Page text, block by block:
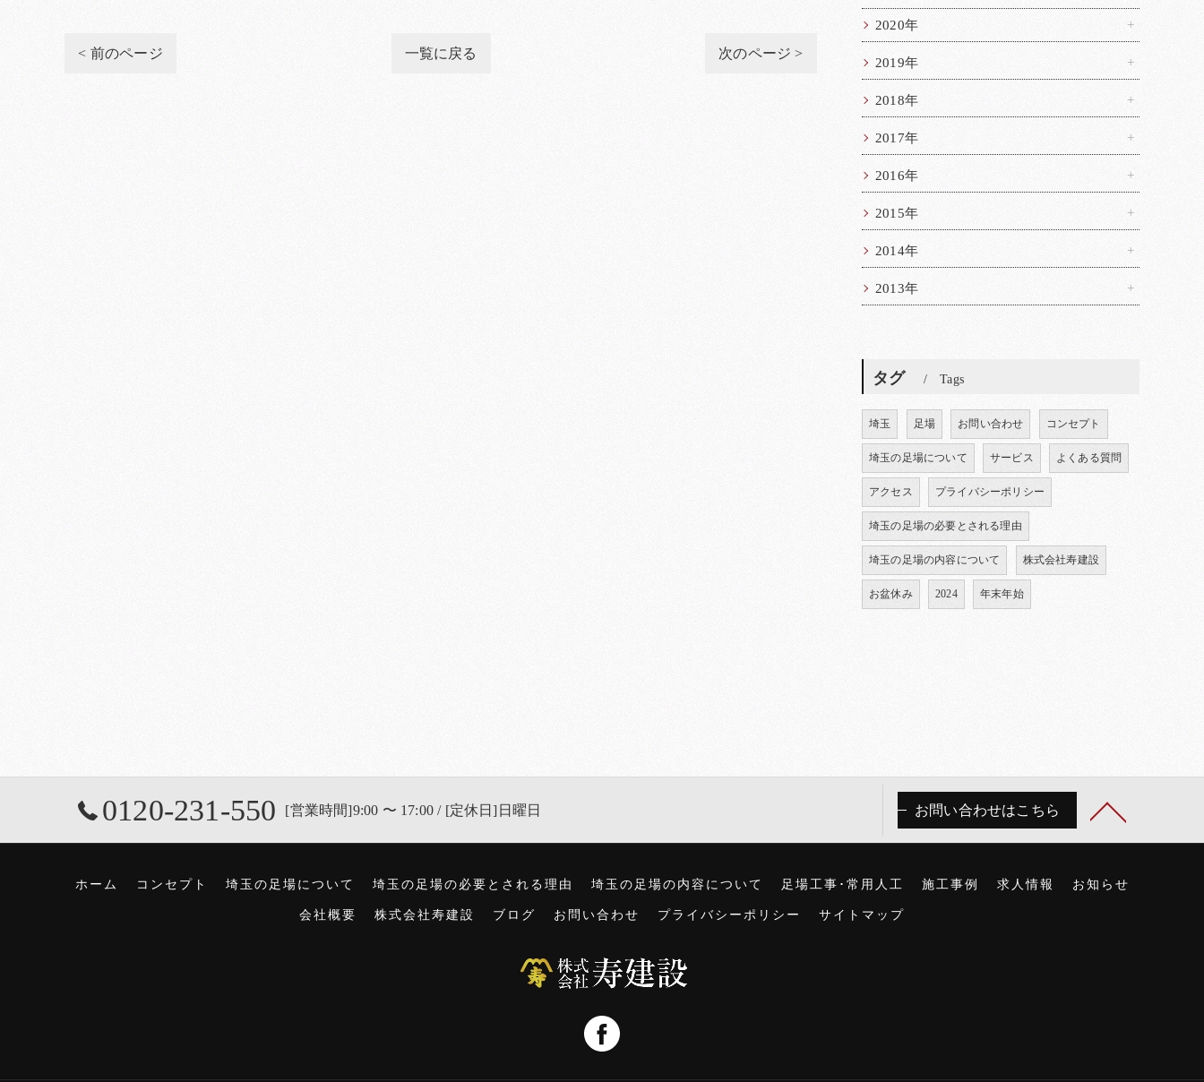
< 前のページ 一覧に戻る 次のページ >
2020年
2019年
2018年
2017年
2016年
2015年
2014年
2013年
タグ Tags
埼玉 足場 お問い合わせ コンセプト
埼玉の足場について サービス よくある質問
アクセス プライバシーポリシー
埼玉の足場の必要とされる理由
埼玉の足場の内容について 株式会社寿建設
お盆休み 2024 年末年始
0120-231-550 [営業時間]9:00 〜 17:00 / [定休日]日曜日 お問い合わせはこちら
ホーム コンセプト 埼玉の足場について 埼玉の足場の必要とされる理由 埼玉の足場の内容について 足場工事･常用人工 施工事例 求人情報 お知らせ
会社概要 株式会社寿建設 ブログ お問い合わせ プライバシーポリシー サイトマップ